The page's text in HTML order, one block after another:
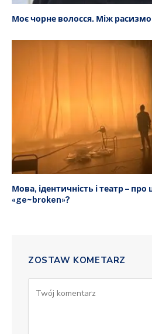
Моє чорне волосся. Між
Мова, ідентичність і театр –
«ge~broken»?
ZOSTAW KOMETARZ